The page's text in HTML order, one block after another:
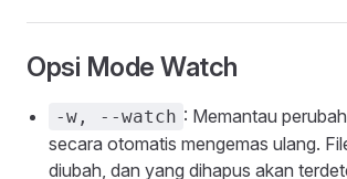
Opsi Mode Watch
-w, --watch : Memantau
secara otomatis mengemas ulang.
diubah, dan yang dihapus akan